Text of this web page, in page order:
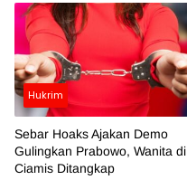
Hukrim
Sebar Hoaks Ajakan Demo
Gulingkan Prabowo, Wanita di
Ciamis Ditangkap